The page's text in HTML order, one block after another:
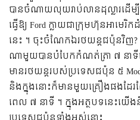
បានចំណាយលុយរាប់លានដុល្លារដើ
ធ្វើឱ្យ Ford ក្លាយជាក្រុមហ៊ុនអាម
នេះ ។ ចុះចំណែកឯរថយន្តជប៉ុនវិញ
ណាមួយបានបំបែកកំណត់ត្រា ៧ នាទីន
មានរថយន្តរបស់ប្រទេសជប៉ុន ៥
និងក្នុងនោះក៏មានមួយគ្រឿងផងដែរ
ពេល ៧ នាទី ។ ក្នុងអត្ថបទនេះយើ